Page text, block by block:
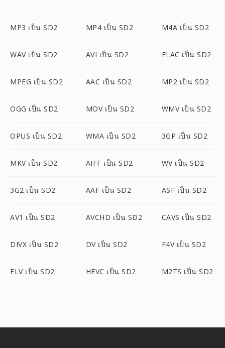
MP3 เป็น SD2 MP4 เป็น SD2 M4A เป็น SD2
WAV เป็น SD2 AVI เป็น SD2 FLAC เป็น SD2
MPEG เป็น SD2 AAC เป็น SD2 MP2 เป็น SD2
OGG เป็น SD2 MOV เป็น SD2 WMV เป็น SD2
OPUS เป็น SD2 WMA เป็น SD2 3GP เป็น SD2
MKV เป็น SD2 AIFF เป็น SD2 WV เป็น SD2
3G2 เป็น SD2 AAF เป็น SD2 ASF เป็น SD2
AV1 เป็น SD2 AVCHD เป็น SD2 CAVS เป็น SD2
DIVX เป็น SD2 DV เป็น SD2 F4V เป็น SD2
FLV เป็น SD2 HEVC เป็น SD2 M2TS เป็น SD2